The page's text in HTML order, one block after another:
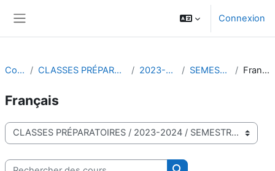
Connexion
Cours CLASSES PRÉPARATOIRES 2023-2024 SEMESTRE 1 Français
Français
Catégories de cours
Rechercher des cours